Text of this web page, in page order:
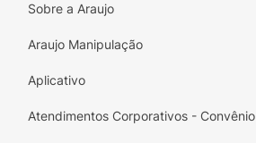
Sobre a Araujo
Araujo Manipulação
Aplicativo
Atendimentos Corporativos - Convênio